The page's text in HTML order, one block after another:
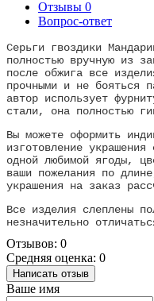
Отзывы 0
Вопрос-ответ
Серьги гвоздики
полностью вручную из
после обжига все
прочными и не бояться
автор использует
стали, она полностью
Вы можете оформить
изготовление
одной любимой ягоды,
ваши пожелания по
украшения на заказ
Все изделия слеплены
незначительно
Отзывов: 0
Средняя оценка: 0
Написать отзыв
Ваше имя